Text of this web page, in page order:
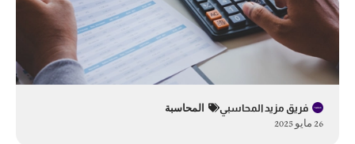
فريق مزيد المحاسبي
المحاسبة
26 مايو 2025